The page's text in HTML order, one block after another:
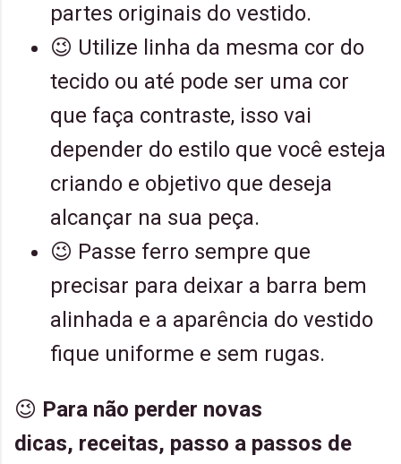
partes originais do vestido.
😉 Utilize linha da mesma cor do
tecido ou até pode ser uma cor
que faça contraste, isso vai
depender do estilo que você esteja
criando e objetivo que deseja
alcançar na sua peça.
😉 Passe ferro sempre que
precisar para deixar a barra bem
alinhada e a aparência do vestido
fique uniforme e sem rugas.
😉 Para não perder novas
dicas, receitas, passo a passos de